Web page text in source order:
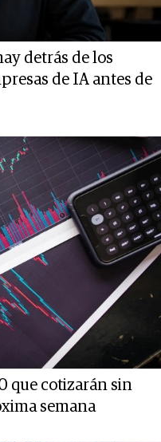
detrás de los
de IA antes de
que cotizarán sin
semana